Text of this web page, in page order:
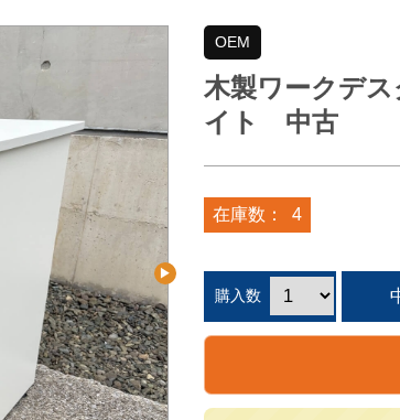
OEM
木製ワークデ
イト 中古
在庫数： 4
購入数